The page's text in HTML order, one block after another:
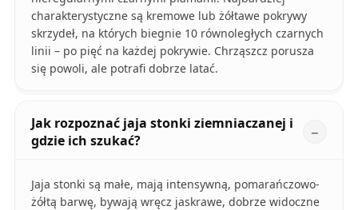
charakterystyczne są kremowe lub żółtawe pokrywy
skrzydeł, na których biegnie 10 równoległych czarnych
linii – po pięć na każdej pokrywie. Chrząszcz porusza
się powoli, ale potrafi dobrze latać.
Jak rozpoznać jaja stonki ziemniaczanej i
gdzie ich szukać?
Jaja stonki są małe, mają intensywną, pomarańczowo-
żółtą barwę, bywają wręcz jaskrawe, dobrze widoczne